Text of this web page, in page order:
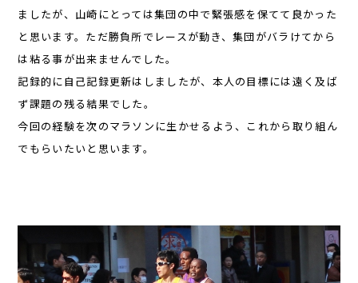
ましたが、山崎にとっては集団の中で緊張感を保てて良かった
と思います。ただ勝負所でレースが動き、集団がバラけてから
は粘る事が出来ませんでした。
記録的に自己記録更新はしましたが、本人の目標には遠く及ば
ず課題の残る結果でした。
今回の経験を次のマラソンに生かせるよう、これから取り組ん
でもらいたいと思います。